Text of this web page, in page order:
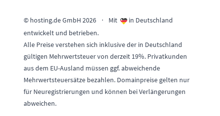
© hosting.de GmbH 2026 · Mit
in Deutschland
entwickelt und betrieben.
Alle Preise verstehen sich inklusive der in Deutschland
gültigen Mehrwertsteuer von derzeit 19%. Privatkunden
aus dem EU-Ausland müssen ggf. abweichende
Mehrwertsteuersätze bezahlen. Domainpreise gelten nur
für Neuregistrierungen und können bei Verlängerungen
abweichen.